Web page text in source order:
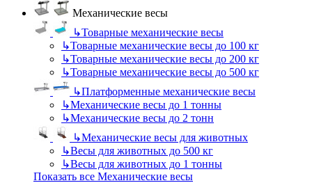
Механические весы
↳Товарные механические весы
↳Товарные механические весы до 100 кг
↳Товарные механические весы до 200 кг
↳Товарные механические весы до 500 кг
↳Платформенные механические весы
↳Механические весы до 1 тонны
↳Механические весы до 2 тонн
↳Механические весы для животных
↳Весы для животных до 500 кг
↳Весы для животных до 1 тонны
Показать все Механические весы